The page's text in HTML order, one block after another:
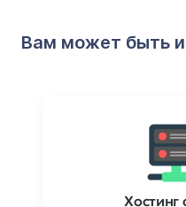
Вам может быть
Хостинг